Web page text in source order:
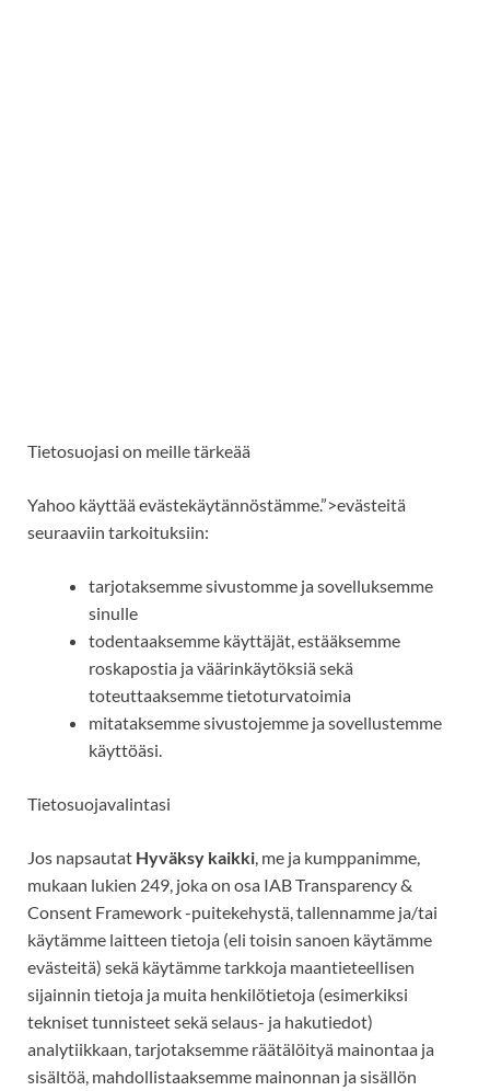
Tietosuojasi on meille tärkeää
Yahoo käyttääevästekäytännöstämme.”>evästeitä
seuraaviin tarkoituksiin:
tarjotaksemme sivustomme ja sovelluksemme
sinulle
todentaaksemme käyttäjät, estääksemme
roskapostia ja väärinkäytöksiä sekä
toteuttaaksemme tietoturvatoimia
mitataksemmesivustojemme ja sovellustemme
käyttöäsi.
Tietosuojavalintasi
Jos napsautat Hyväksy kaikki, me ja kumppanimme,
mukaan lukien 249, joka on osa IAB Transparency &
Consent Framework -puitekehystä, tallennamme ja/tai
käytämme laitteen tietoja (eli toisin sanoen käytämme
evästeitä) sekä käytämme tarkkoja maantieteellisen
sijainnin tietoja ja muita henkilötietoja (esimerkiksi
tekniset tunnisteetsekä selaus- ja hakutiedot)
analytiikkaan, tarjotaksemme räätälöityä mainontaa ja
sisältöä, mahdollistaaksemme mainonnan ja sisällön